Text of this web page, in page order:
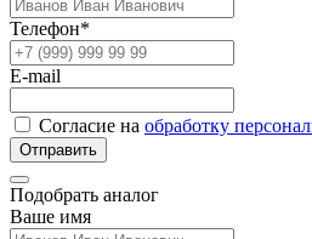
Телефон*
E-mail
Согласие на обработку
Отправить
Подобрать аналог
Ваше имя